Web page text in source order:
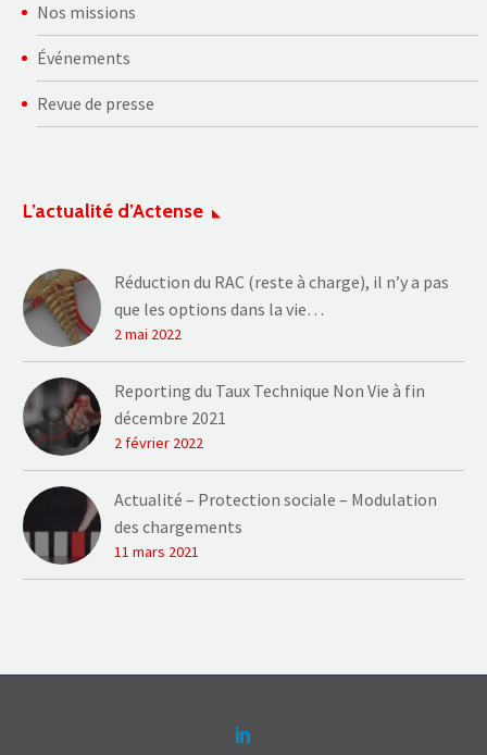
Nos missions
Événements
Revue de presse
L’actualité d’Actense
Réduction du RAC (reste à charge), il n’y a pas
que les options dans la vie…
2 mai 2022
Reporting du Taux Technique Non Vie à fin
décembre 2021
2 février 2022
Actualité – Protection sociale – Modulation
des chargements
11 mars 2021